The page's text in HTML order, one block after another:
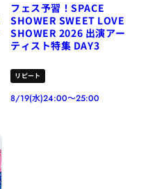
フェス予習！SPACE
SHOWER SWEET LOVE
SHOWER 2026 出演アー
ティスト特集 DAY3
リピート
8/19(水)24:00～25:00